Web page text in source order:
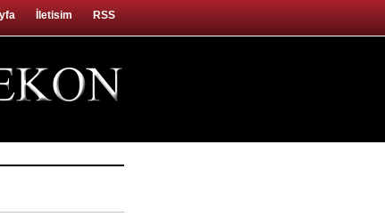
İletisim RSS